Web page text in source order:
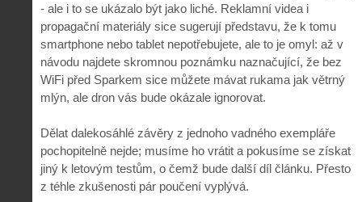
- ale i to se ukázalo být jako liché. Reklamní videa i
propagační materiály sice sugerují představu, že k tomu
smartphone nebo tablet nepotřebujete, ale to je omyl: až v
návodu najdete skromnou poznámku naznačující, že bez
WiFi před Sparkem sice můžete mávat rukama jak větrný
mlýn, ale dron vás bude okázale ignorovat.
Dělat dalekosáhlé závěry z jednoho vadného exempláře
pochopitelně nejde; musíme ho vrátit a pokusíme se získat
jiný k letovým testům, o čemž bude další díl článku. Přesto
z téhle zkušenosti pár poučení vyplývá.